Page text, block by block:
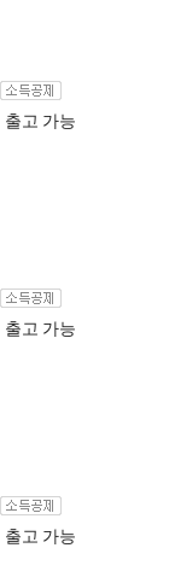
출고 가능
출고 가능
출고 가능